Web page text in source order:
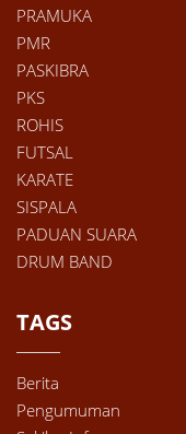
PRAMUKA
PMR
PASKIBRA
PKS
ROHIS
FUTSAL
KARATE
SISPALA
PADUAN SUARA
DRUM BAND
TAGS
Berita
Pengumuman